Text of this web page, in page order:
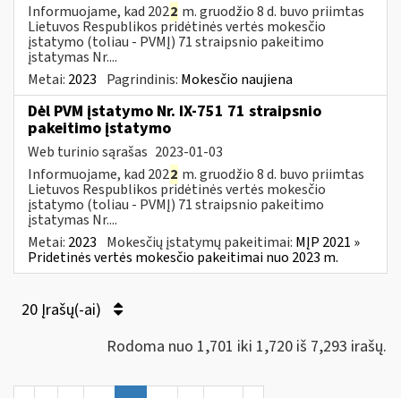
Informuojame, kad 2022 m. gruodžio 8 d. buvo priimtas
Lietuvos Respublikos pridėtinės vertės mokesčio
įstatymo (toliau ­- PVMĮ) 71 straipsnio pakeitimo
įstatymas Nr....
Metai: 2023 Pagrindinis: Mokesčio naujiena
Dėl PVM įstatymo Nr. IX-751 71 straipsnio
pakeitimo įstatymo
Web turinio sąrašas 2023-01-03
Informuojame, kad 2022 m. gruodžio 8 d. buvo priimtas
Lietuvos Respublikos pridėtinės vertės mokesčio
įstatymo (toliau ­- PVMĮ) 71 straipsnio pakeitimo
įstatymas Nr....
Metai: 2023 Mokesčių įstatymų pakeitimai: MĮP 2021 »
Pridetinės vertės mokesčio pakeitimai nuo 2023 m.
20 Įrašų(-ai)
Rodoma nuo 1,701 iki 1,720 iš 7,293 irašų.